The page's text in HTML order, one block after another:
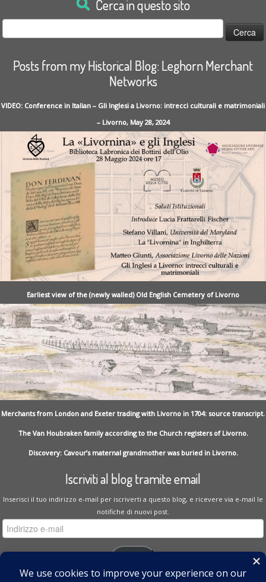
Cerca in questo sito
Ricerca
per:
Posts from my Historical Blog: Leghorn Merchant
Networks
VIDEO: Conference in Italian – Gli Inglesi a Livorno: intrecci culturali e matrimoniali
– Livorno, May 28, 2024
Earliest view of the (newly walled) Old English Cemetery of Livorno
Merchants from London and Exeter trading with Livorno in 1704: source transcript.
The Van Houbraken family according to the Church registers of Livorno.
Discovery: Cavour’s maternal grandmother was buried in Livorno.
Iscriviti al blog tramite email
Inserisci il tuo indirizzo e-mail per iscriverti a questo blog, e ricevere via e-mail le
notifiche di nuovi post.
Indirizzo
e-
mail